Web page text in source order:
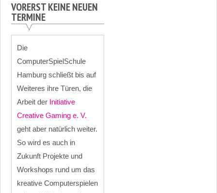
VORERST KEINE NEUEN
TERMINE
Die
ComputerSpielSchule
Hamburg schließt bis auf
Weiteres ihre Türen, die
Arbeit der Initiative
Creative Gaming e. V.
geht aber natürlich weiter.
So wird es auch in
Zukunft Projekte und
Workshops rund um das
kreative Computerspielen